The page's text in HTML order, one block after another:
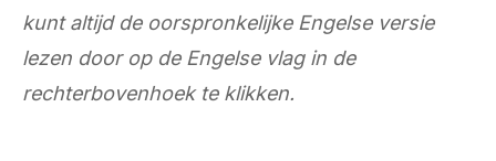
kunt altijd de oorspronkelijke Engelse versie
lezen door op de Engelse vlag in de
rechterbovenhoek te klikken.